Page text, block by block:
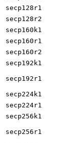
secp128r1
secp128r2
secp160k1
secp160r1
secp160r2
secp192k1
secp192r1
secp224k1
secp224r1
secp256k1
secp256r1